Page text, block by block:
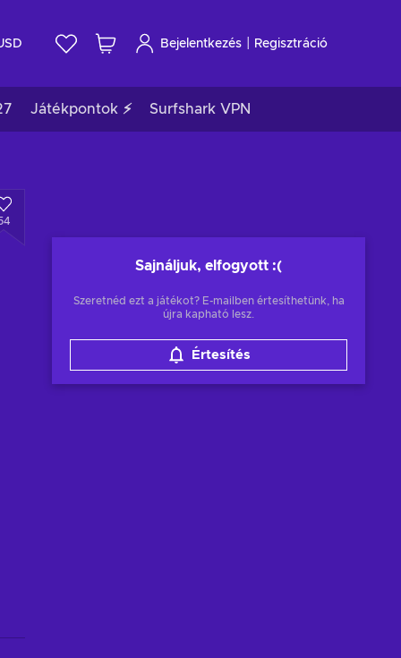
Bejelentkezés Regisztráció
Játékpontok ⚡ Surfshark VPN
Sajnáljuk, elfogyott :(
Szeretnéd ezt a játékot? E-mailben értesíthetünk, ha
újra kapható lesz.
Értesítés